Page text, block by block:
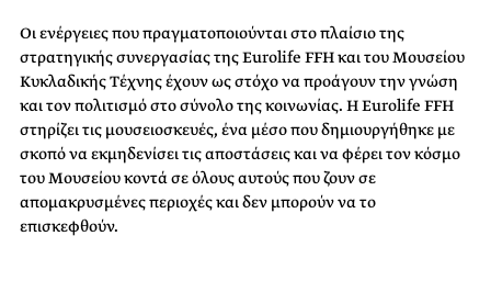
Οι ενέργειες που πραγματοποιούνται στο πλαίσιο της
στρατηγικής συνεργασίας της Eurolife FFH και του Μουσείου
Κυκλαδικής Τέχνης έχουν ως στόχο να προάγουν την γνώση
και τον πολιτισμό στο σύνολο της κοινωνίας. Η Eurolife FFH
στηρίζει τις μουσειοσκευές, ένα μέσο που δημιουργήθηκε με
σκοπό να εκμηδενίσει τις αποστάσεις και να φέρει τον κόσμο
του Μουσείου κοντά σε όλους αυτούς που ζουν σε
απομακρυσμένες περιοχές και δεν μπορούν να το
επισκεφθούν.